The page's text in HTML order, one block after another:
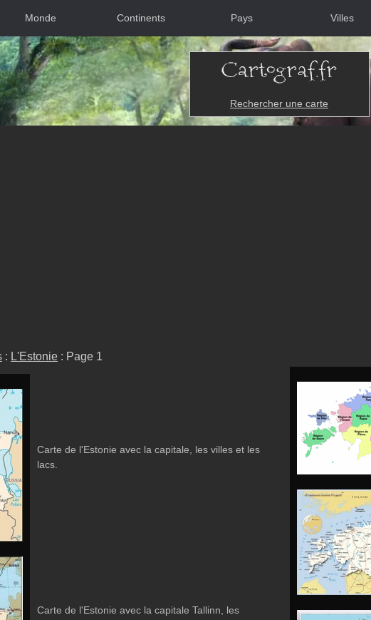
Monde Continents Pays Villes
Rechercher une carte
: L'Estonie : Page 1
Carte de l'Estonie avec la capitale, les villes et les
lacs.
Carte de l'Estonie avec la capitale Tallinn, les